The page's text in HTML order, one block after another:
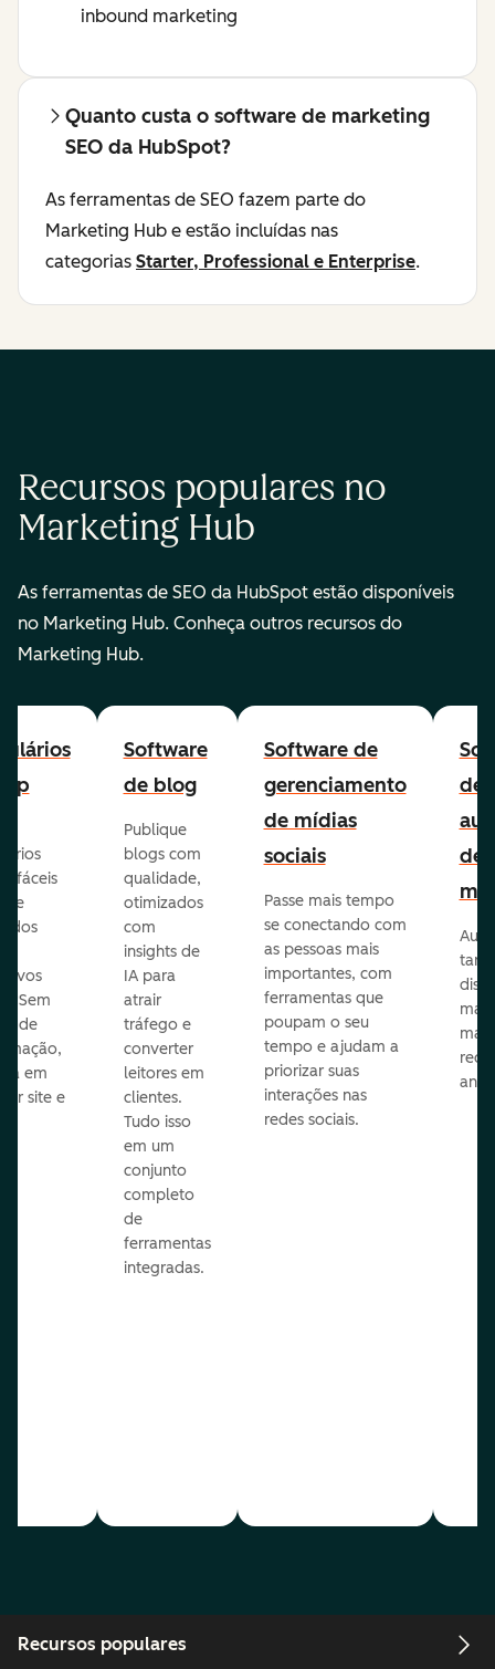
inbound marketing
Quanto custa o software de marketing
SEO da HubSpot?
As ferramentas de SEO fazem parte do
Marketing Hub e estão incluídas nas
categorias Starter, Professional e Enterprise.
Recursos populares no
Marketing Hub
As ferramentas de SEO da HubSpot estão disponíveis
no Marketing Hub. Conheça outros recursos do
Marketing Hub.
fáceis
e
Sem
de
em
site e
Software
de blog
Publique
blogs com
qualidade,
otimizados
com
insights de
IA para
atrair
tráfego e
converter
leitores em
clientes.
Tudo isso
em um
conjunto
completo
de
ferramentas
integradas.
Software de
gerenciamento
de mídias
sociais
Passe mais tempo
se conectando com
as pessoas mais
importantes, com
ferramentas que
poupam o seu
tempo e ajudam a
priorizar suas
interações nas
redes sociais.
de
de
mail
Recursos populares